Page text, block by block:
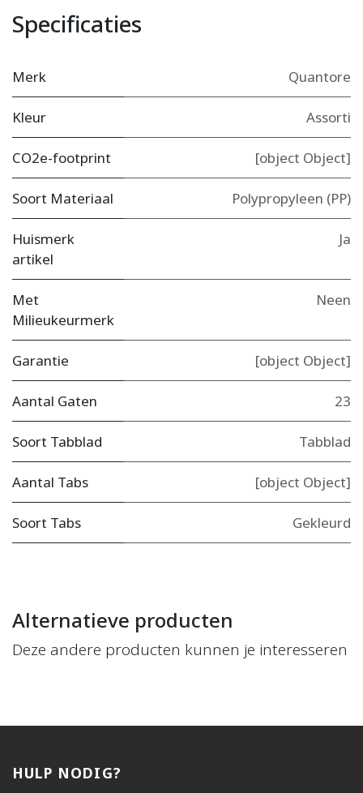
Specificaties
Merk Quantore
Kleur Assorti
CO2e-footprint [object Object]
Soort Materiaal Polypropyleen (PP)
Huismerk
artikel
Ja
Met
Milieukeurmerk
Neen
Garantie [object Object]
Aantal Gaten 23
Soort Tabblad Tabblad
Aantal Tabs [object Object]
Soort Tabs Gekleurd
Alternatieve producten
Deze andere producten kunnen je interesseren
HULP NODIG?